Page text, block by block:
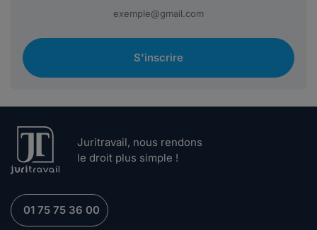
S'inscrire
Juritravail, nous rendons
le droit plus simple !
01 75 75 36 00